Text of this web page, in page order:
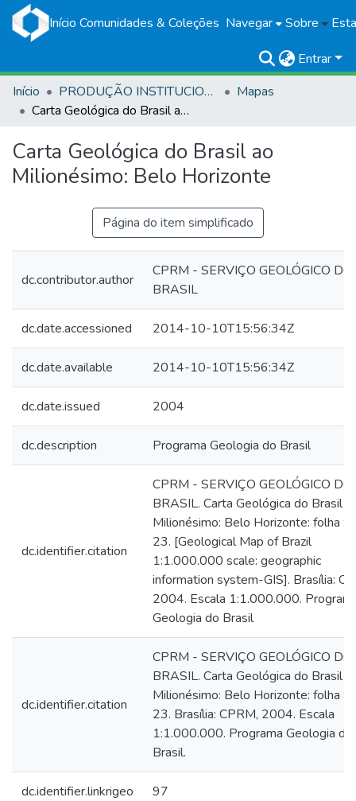
Início Comunidades & Coleções Navegar Sobre
Entrar
Início
PRODUÇÃO INSTITUCIONAL
Mapas
Carta Geológica do Brasil ao Milionésimo: Belo Horizonte
Carta Geológica do Brasil ao
Milionésimo: Belo Horizonte
Página do item simplificado
dc.contributor.author
CPRM - SERVIÇO GEOLÓGICO DO
BRASIL
dc.date.accessioned 2014-10-10T15:56:34Z
dc.date.available 2014-10-10T15:56:34Z
dc.date.issued 2004
dc.description Programa Geologia do Brasil
dc.identifier.citation
CPRM - SERVIÇO GEOLÓGICO DO
BRASIL. Carta Geológica do Brasil
Milionésimo: Belo Horizonte: folha
23. [Geological Map of Brazil
1:1.000.000 scale: geographic
information system-GIS]. Brasília:
2004. Escala 1:1.000.000.
Geologia do Brasil
dc.identifier.citation
CPRM - SERVIÇO GEOLÓGICO DO
BRASIL. Carta Geológica do Brasil
Milionésimo: Belo Horizonte: folha
23. Brasília: CPRM, 2004. Escala
1:1.000.000. Programa Geologia do
Brasil.
dc.identifier.linkrigeo 97